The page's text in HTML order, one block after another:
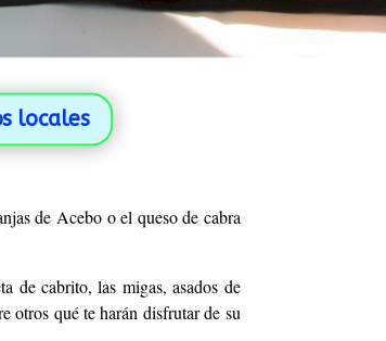
locales
de Acebo o el queso de cabra
de cabrito, las migas, asados de
otros quéte harán disfrutar de su